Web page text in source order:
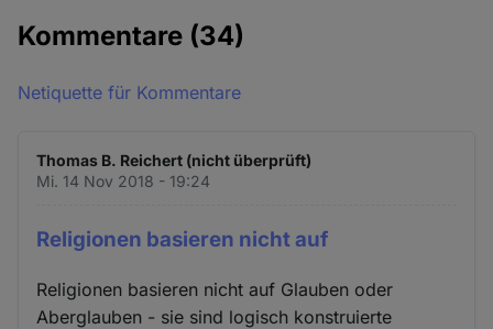
Kommentare (34)
Netiquette für Kommentare
Thomas B. Reichert (nicht überprüft)
Mi. 14 Nov 2018 - 19:24
Religionen basieren nicht auf
Religionen basieren nicht auf Glauben oder
Aberglauben - sie sind logisch konstruierte